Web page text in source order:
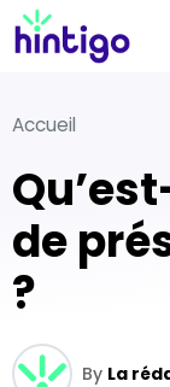
Accueil
Qu’est-ce que le congé
de
?
By La